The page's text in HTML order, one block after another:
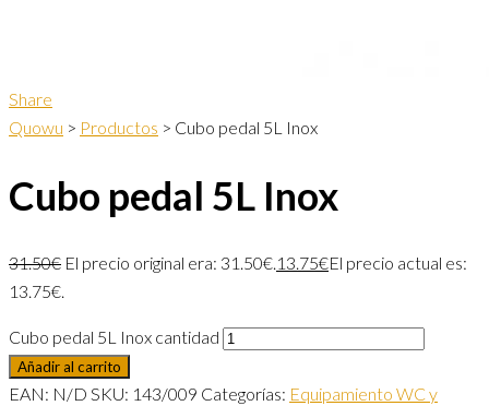
Share
Quowu > Productos > Cubo pedal 5L Inox
Cubo pedal 5L Inox
31.50€ El precio original era: 31.50€.13.75€El precio actual es:
13.75€.
Cubo pedal 5L Inox cantidad
Añadir al carrito
EAN: N/D SKU: 143/009 Categorías: Equipamiento WC y